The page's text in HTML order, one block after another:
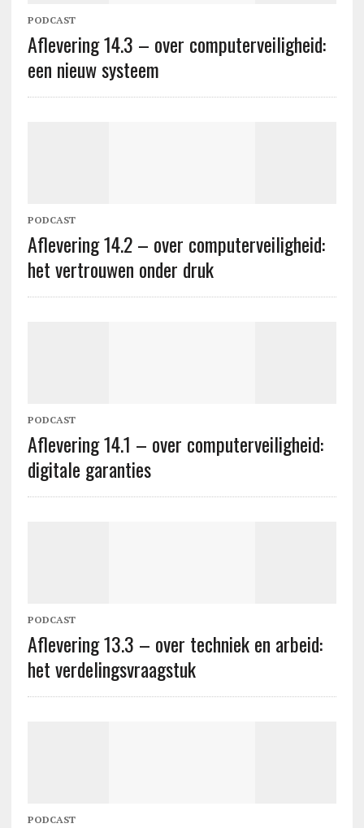
PODCAST
Aflevering 14.3 – over computerveiligheid:
een nieuw systeem
PODCAST
Aflevering 14.2 – over computerveiligheid:
het vertrouwen onder druk
PODCAST
Aflevering 14.1 – over computerveiligheid:
digitale garanties
PODCAST
Aflevering 13.3 – over techniek en arbeid:
het verdelingsvraagstuk
PODCAST